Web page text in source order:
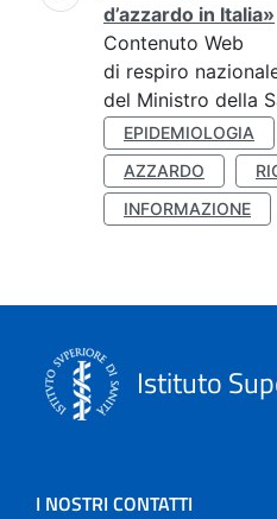
d’azzardo in Italia»
Contenuto Web
di respiro
del Ministro della
EPIDEMIOLOGIA
AZZARDO
INFORMAZIONE
Istituto
I NOSTRI CONTATTI